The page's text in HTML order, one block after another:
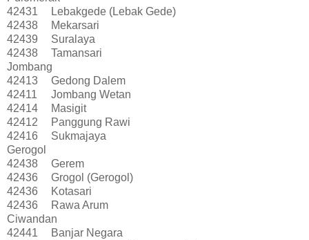
42431
Lebakgede (Lebak Gede)
42438
Mekarsari
42439
Suralaya
42438
Tamansari
Jombang
42413
Gedong Dalem
42411
Jombang Wetan
42414
Masigit
42412
Panggung Rawi
42416
Sukmajaya
Gerogol
42438
Gerem
42436
Grogol (Gerogol)
42436
Kotasari
42436
Rawa Arum
Ciwandan
42441
Banjar Negara